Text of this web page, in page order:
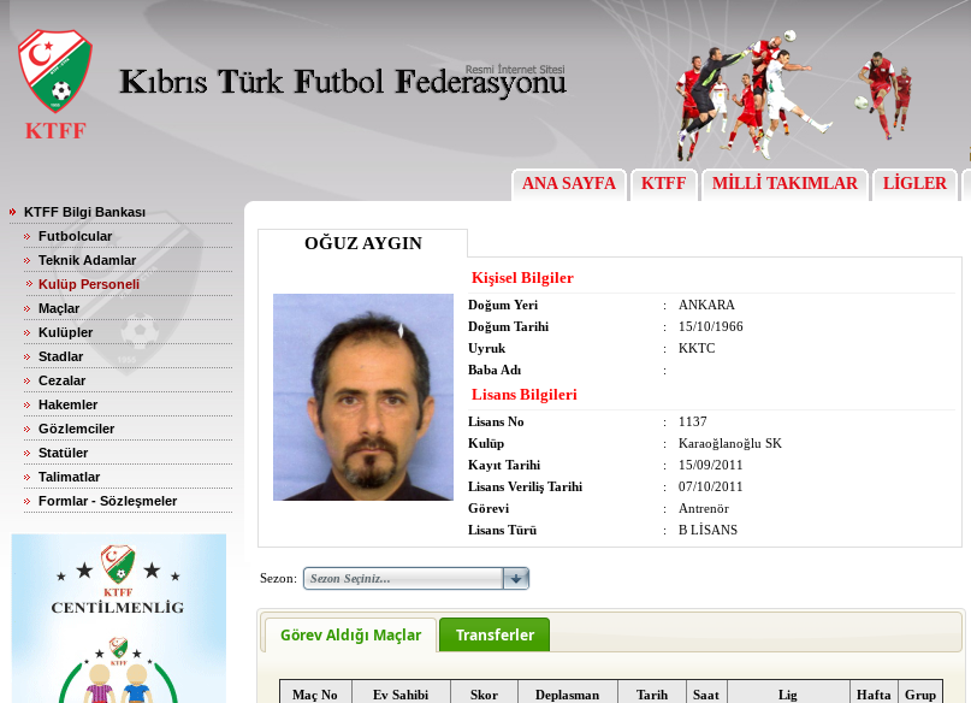
ANA SAYFA KTFF MİLLİ TAKIMLAR LİGLER
KTFF Bilgi Bankası
Futbolcular
Teknik Adamlar
Kulüp Personeli
Maçlar
Kulüpler
Stadlar
Cezalar
Hakemler
Gözlemciler
Statüler
Talimatlar
Formlar - Sözleşmeler
OĞUZ AYGIN
Kişisel Bilgiler
Doğum Yeri :
ANKARA
Doğum Tarihi
:
15/10/1966
Uyruk
:
KKTC
Baba Adı
:
Lisans Bilgileri
Lisans No :
1137
Kulüp
:
Karaoğlanoğlu SK
Kayıt Tarihi
:
15/09/2011
Lisans Veriliş Tarihi
:
07/10/2011
Görevi
:
Antrenör
Lisans Türü
: B LİSANS
Sezon:
Görev Aldığı Maçlar Transferler
Maç No Ev Sahibi Skor Deplasman Tarih Saat Lig Hafta Grup